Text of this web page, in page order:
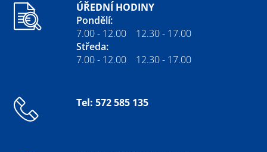
ÚŘEDNÍ HODINY
Pondělí:
7.00 - 12.00 12.30 - 17.00
Středa:
7.00 - 12.00 12.30 - 17.00
Tel: 572 585 135